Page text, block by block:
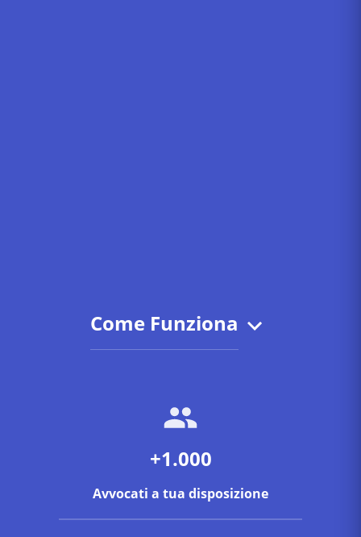
Come Funziona
+1.000
Avvocati a tua disposizione